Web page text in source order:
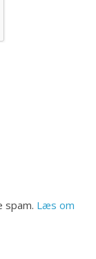
spam. Læs om